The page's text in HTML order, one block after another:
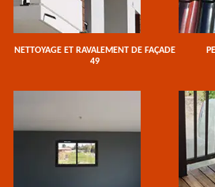
NETTOYAGE ET RAVALEMENT DE FAÇADE
49